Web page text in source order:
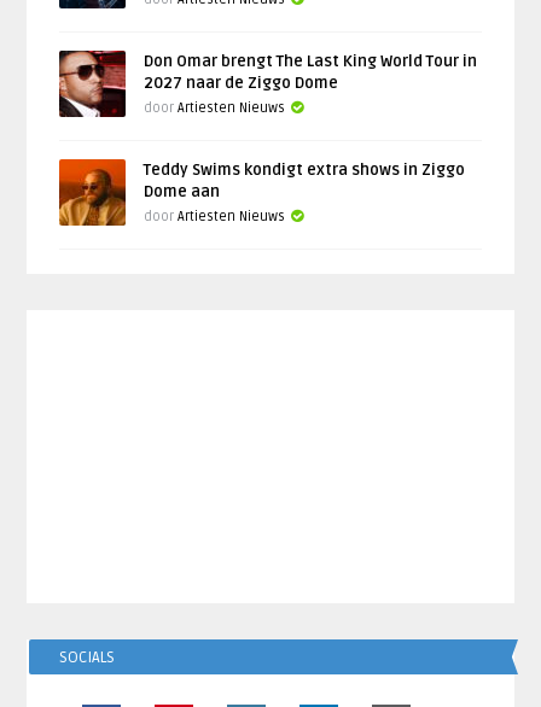
Don Omar brengt The Last King World Tour in
2027 naar de Ziggo Dome
doorArtiesten Nieuws
Teddy Swims kondigt extra shows in Ziggo
Dome aan
doorArtiesten Nieuws
SOCIALS